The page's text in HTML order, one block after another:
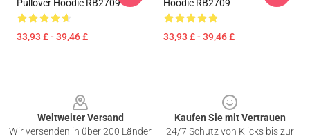
Pullover Hoodie RB2709
33,93 £ - 39,46 £
Hoodie RB2709
33,93 £ - 39,46 £
Weltweiter Versand
Wir versenden in über 200 Länder
Kaufen Sie mit Vertrauen
24/7 Schutz von Klicks bis zur